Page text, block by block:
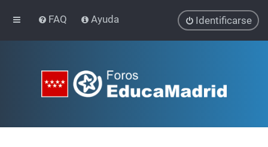
FAQ Ayuda Identificarse